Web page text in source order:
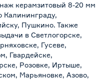
керамзитовый 8-20 мм
Калининграду,
Пушкино. Также
в Светлогорске,
Гусеве,
Гвардейске,
Розовке, Иртыше,
Марьяновке, Азово,